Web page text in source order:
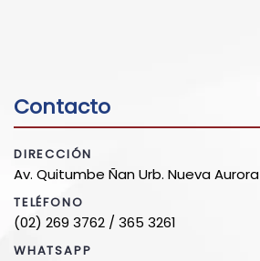
Contacto
DIRECCIÓN
Av. Quitumbe Ñan Urb. Nueva Aurora
TELÉFONO
(02) 269 3762 / 365 3261
WHATSAPP